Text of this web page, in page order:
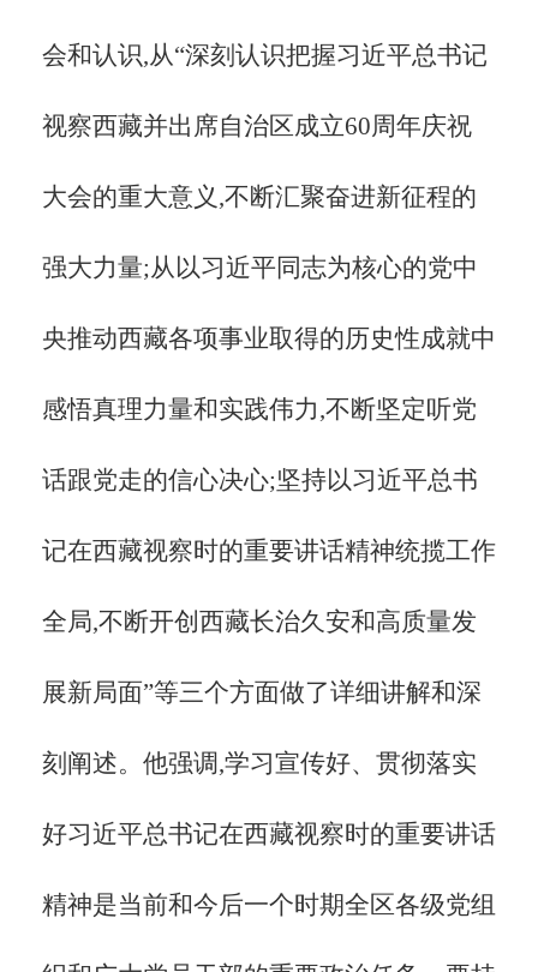
会和认识,从“深刻认识把握习近平总书记
视察西藏并出席自治区成立60周年庆祝
大会的重大意义,不断汇聚奋进新征程的
强大力量;从以习近平同志为核心的党中
央推动西藏各项事业取得的历史性成就中
感悟真理力量和实践伟力,不断坚定听党
话跟党走的信心决心;坚持以习近平总书
记在西藏视察时的重要讲话精神统揽工作
全局,不断开创西藏长治久安和高质量发
展新局面”等三个方面做了详细讲解和深
刻阐述。他强调,学习宣传好、贯彻落实
好习近平总书记在西藏视察时的重要讲话
精神是当前和今后一个时期全区各级党组